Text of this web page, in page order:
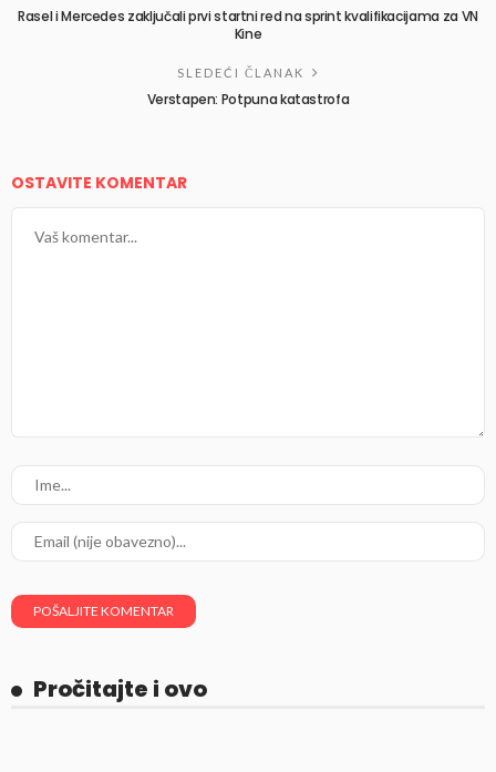
Rasel i Mercedes zaključali prvi startni red na sprint kvalifikacijama za VN
Kine
SLEDEĆI ČLANAK
Verstapen: Potpuna katastrofa
OSTAVITE KOMENTAR
Pročitajte i ovo